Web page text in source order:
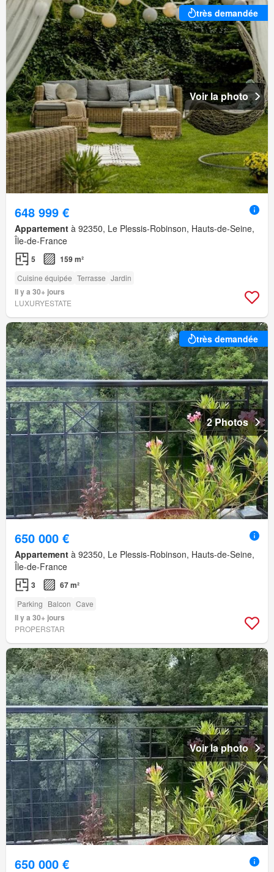
très demandée
Voir la photo
648 999 €
Appartement à 92350, Le Plessis-Robinson, Hauts-de-Seine,
Île-de-France
5 159 m²
Cuisine équipée Terrasse Jardin
Il y a 30+ jours
LUXURYESTATE
très demandée
2 Photos
650 000 €
Appartement à 92350, Le Plessis-Robinson, Hauts-de-Seine,
Île-de-France
3 67 m²
Parking Balcon Cave
Il y a 30+ jours
PROPERSTAR
Voir la photo
650 000 €